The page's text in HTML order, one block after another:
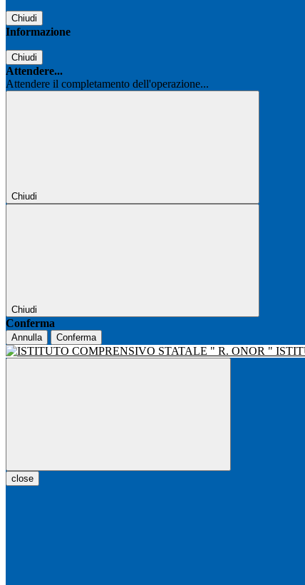
Chiudi
Informazione
Chiudi
Attendere...
Attendere il completamento dell'operazione...
Chiudi
Chiudi
Conferma
Annulla Conferma
close